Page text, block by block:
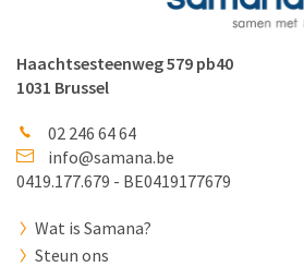
Haachtsesteenweg 579 pb40
1031 Brussel
02 246 64 64
info@samana.be
0419.177.679 - BE0419177679
Wat is Samana?
Steun ons